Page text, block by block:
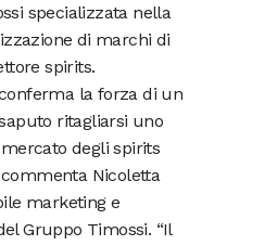
specializzata nella
di marchi di
spirits.
la forza di un
ritagliarsi uno
degli spirits
Nicoletta
marketing e
Gruppo Timossi. “Il